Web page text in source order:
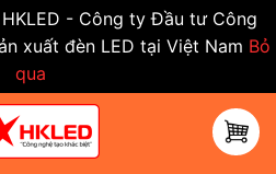
- Công ty Đầu tư Công
xuất đèn LED tại Việt Nam Bỏ
qua